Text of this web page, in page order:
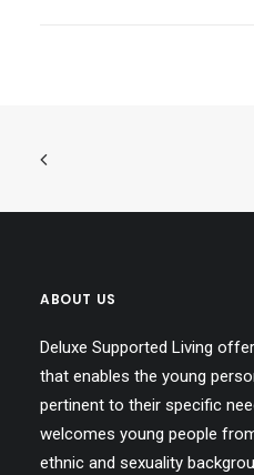
ABOUT US
Deluxe Supported Living
that enables the young
pertinent to their specific
welcomes young people
ethnic and sexuality